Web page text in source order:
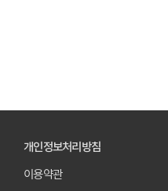
개인정보처리방침
이용약관